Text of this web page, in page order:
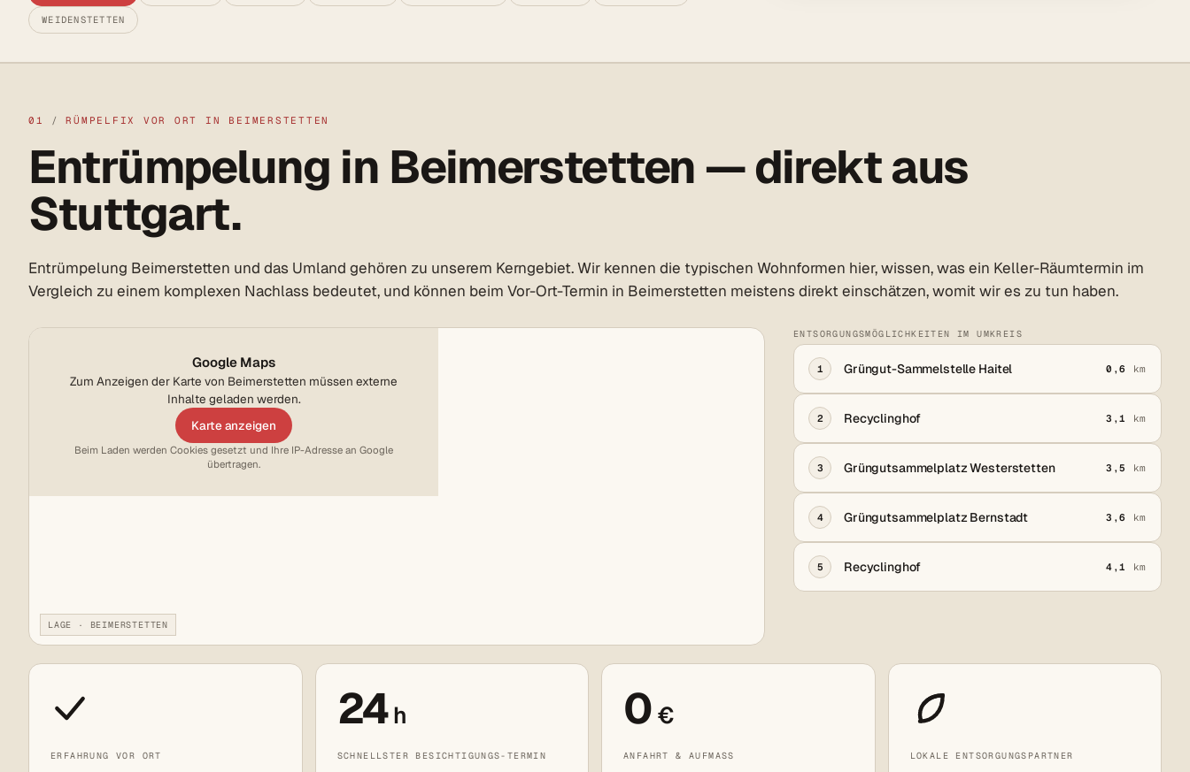
WEIDENSTETTEN
01 / RÜMPELFIX VOR ORT IN BEIMERSTETTEN
Entrümpelung in Beimerstetten — direkt aus
Stuttgart.
Entrümpelung Beimerstetten und das Umland gehören zu unserem Kerngebiet. Wir kennen die typischen Wohnformen hier, wissen, was ein Keller-Räumtermin im
Vergleich zu einem komplexen Nachlass bedeutet, und können beim Vor-Ort-Termin in Beimerstetten meistens direkt einschätzen, womit wir es zu tun haben.
Google Maps
Zum Anzeigen der Karte von Beimerstetten müssen externe
Inhalte geladen werden.
Karte anzeigen
Beim Laden werden Cookies gesetzt und Ihre IP-Adresse an Google
übertragen.
LAGE · BEIMERSTETTEN
ENTSORGUNGSMÖGLICHKEITEN IM UMKREIS
1 Grüngut-Sammelstelle Haitel 0,6 km
2 Recyclinghof 3,1 km
3 Grüngutsammelplatz Westerstetten 3,5 km
4 Grüngutsammelplatz Bernstadt 3,6 km
5 Recyclinghof 4,1 km
ERFAHRUNG VOR ORT
24h
SCHNELLSTER BESICHTIGUNGS-TERMIN
0 €
ANFAHRT & AUFMASS LOKALE ENTSORGUNGSPARTNER